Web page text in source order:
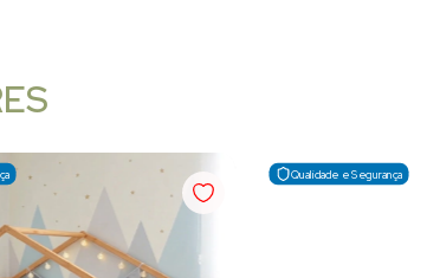
Qualidade e Segurança